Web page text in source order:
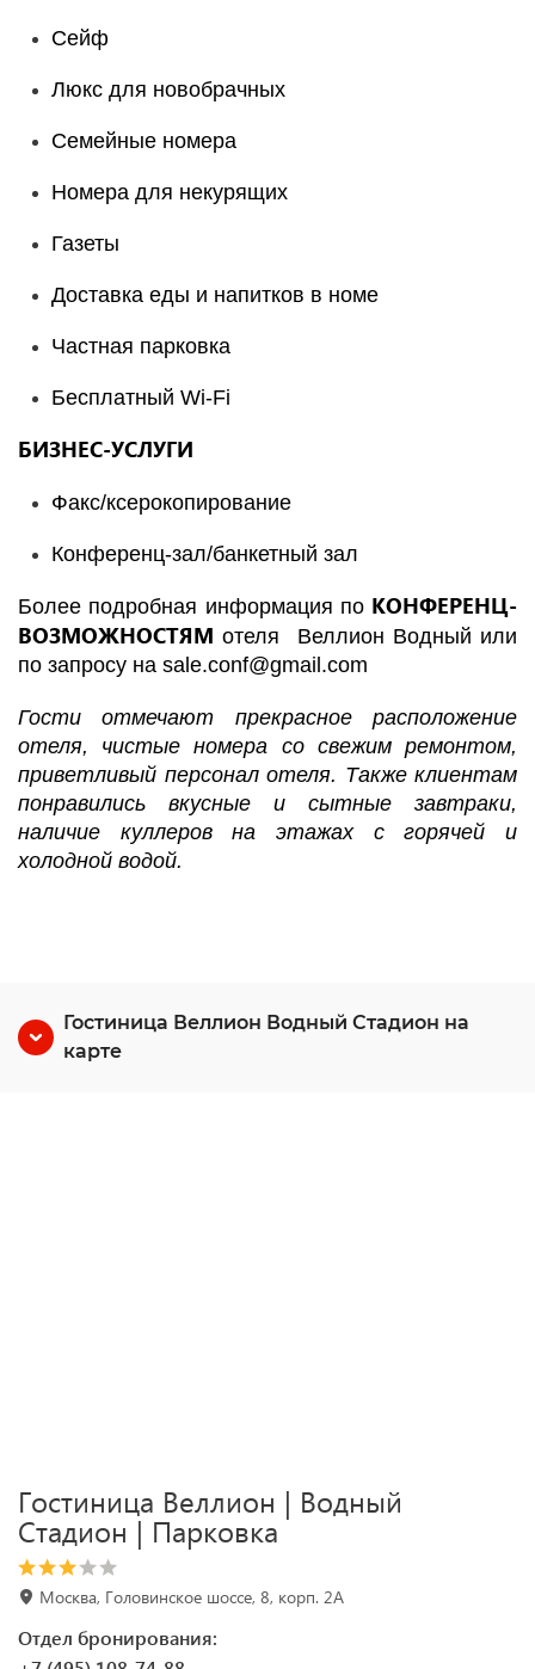
Сейф
Люкс для новобрачных
Семейные номера
Номера для некурящих
Газеты
Доставка еды и напитков в номе
Частная парковка
Бесплатный Wi-Fi
БИЗНЕС-УСЛУГИ
Факс/ксерокопирование
Конференц-зал/банкетный зал
Более подробная информация по КОНФЕРЕНЦ-
ВОЗМОЖНОСТЯМотеля Веллион Водный или
по запросу на sale.conf@gmail.com
Гости отмечают прекрасное расположение
отеля, чистые номера со свежим ремонтом,
приветливый персонал отеля. Также клиентам
понравились вкусные и сытные завтраки,
наличие куллеров на этажах с горячей и
холодной водой.
Гостиница Веллион Водный Стадион на
карте
Гостиница Веллион | Водный
Стадион | Парковка
Москва, Головинское шоссе, 8, корп. 2А
Отдел бронирования: